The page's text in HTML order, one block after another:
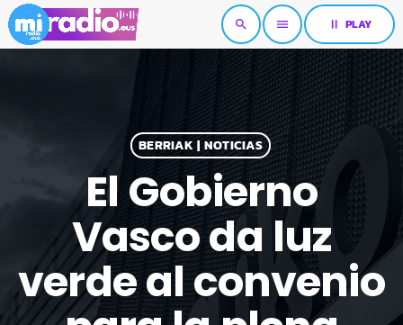
search menu pause PLAY
BERRIAK | NOTICIAS
El Gobierno
Vasco da luz
verde al convenio